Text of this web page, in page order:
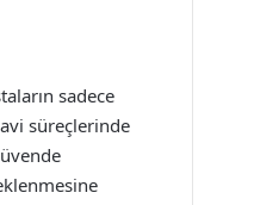
sadece
süreçlerinde